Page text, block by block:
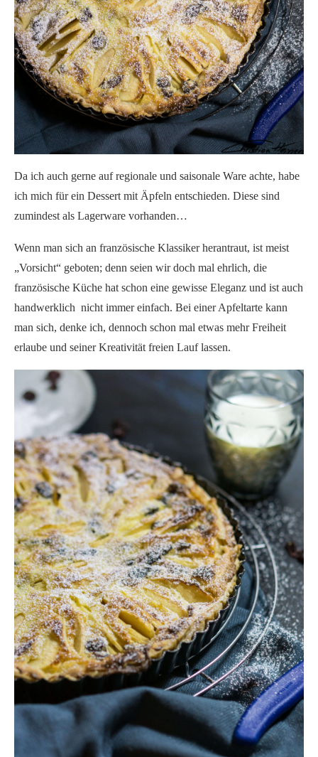
Da ich auch gerne auf regionale und saisonale Ware achte, habe
ich mich für ein Dessert mit Äpfeln entschieden. Diese sind
zumindest als Lagerware vorhanden…
Wenn man sich an französische Klassiker herantraut, ist meist
„Vorsicht“ geboten; denn seien wir doch mal ehrlich, die
französische Küche hat schon eine gewisse Eleganz und ist auch
handwerklich nicht immer einfach. Bei einer Apfeltarte kann
man sich, denke ich, dennoch schon mal etwas mehr Freiheit
erlaube und seiner Kreativität freien Lauf lassen.